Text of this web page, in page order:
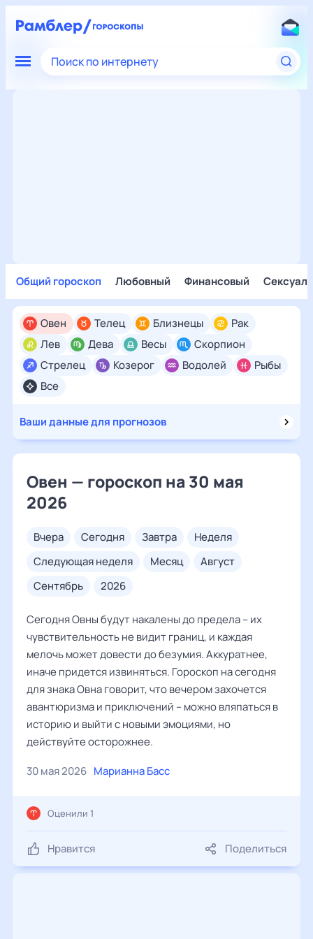
Поиск по интернету
Общий гороскоп Любовный Финансовый
Все
Овен Телец Близнецы
Рак
Лев
Дева Весы
Скорпион
Стрелец
Козерог Водолей Рыбы
Ваши данные для прогнозов
Овен — гороскоп на 30 мая
2026
вчера сегодня завтра
неделя
следующая неделя
месяц
август
сентябрь
2026
Сегодня Овны будут накалены до предела – их
чувствительность не видит границ, и каждая
мелочь может довести до безумия. Аккуратнее,
иначе придется извиняться. Гороскоп на сегодня
для знака Овна говорит, что вечером захочется
авантюризма и приключений – можно вляпаться в
историю и выйти с новыми эмоциями, но
действуйте осторожнее.
30 мая 2026 Марианна Басс
Нравится Поделиться
Оценили 1